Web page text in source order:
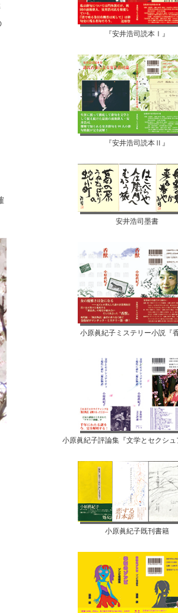
『安井浩司読本Ⅰ』
『安井浩司読本Ⅱ』
安井浩司墨書
小原眞紀子ミステリー小説『香
小原眞紀子評論集『文学とセクシュ
小原眞紀子既刊書籍